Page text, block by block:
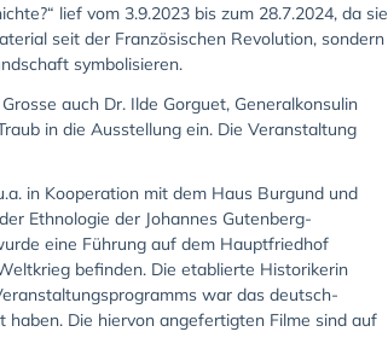
lief vom 3.9.2023 bis zum 28.7.2024, da sie
seit der Französischen Revolution, sondern
symbolisieren.
auch Dr. Ilde Gorguet, Generalkonsulin
in die Ausstellung ein. Die Veranstaltung
in Kooperation mit dem Haus Burgund und
Ethnologie der Johannes Gutenberg-
eine Führung auf dem Hauptfriedhof
befinden. Die etablierte Historikerin
war das deutsch-
Die hiervon angefertigten Filme sind auf